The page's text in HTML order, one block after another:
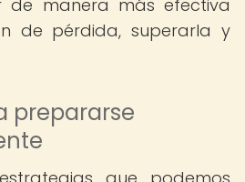
de manera más efectiva
de pérdida, superarla y
prepararse